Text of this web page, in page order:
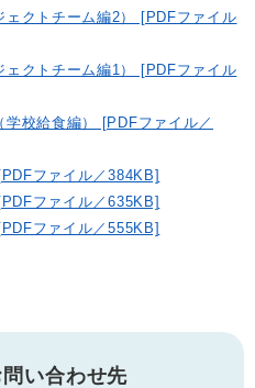
ェクトチーム編2） [PDFファイル
ェクトチーム編1） [PDFファイル
学校給食編） [PDFファイル／
ファイル／384KB]
ファイル／635KB]
ファイル／555KB]
い合わせ先